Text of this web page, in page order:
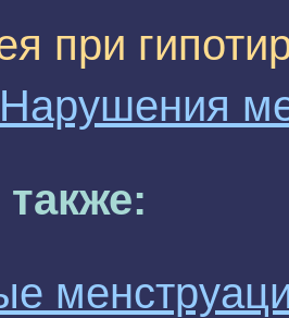
при
Нарушения